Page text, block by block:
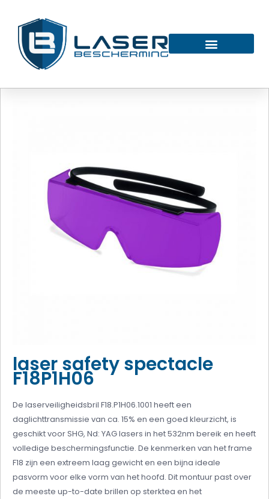
laser safety spectacle
F18P1H06
De laserveiligheidsbril F18.P1H06.1001 heeft een
daglichttransmissie van ca. 15% en een goed kleurzicht, is
geschikt voor SHG, Nd: YAG lasers in het 532nm bereik en heeft
volledige beschermingsfunctie. De kenmerken van het frame
F18 zijn een extreem laag gewicht en een bijna ideale
pasvorm voor elke vorm van het hoofd. Dit montuur past over
de meeste up-to-date brillen op sterktea en het